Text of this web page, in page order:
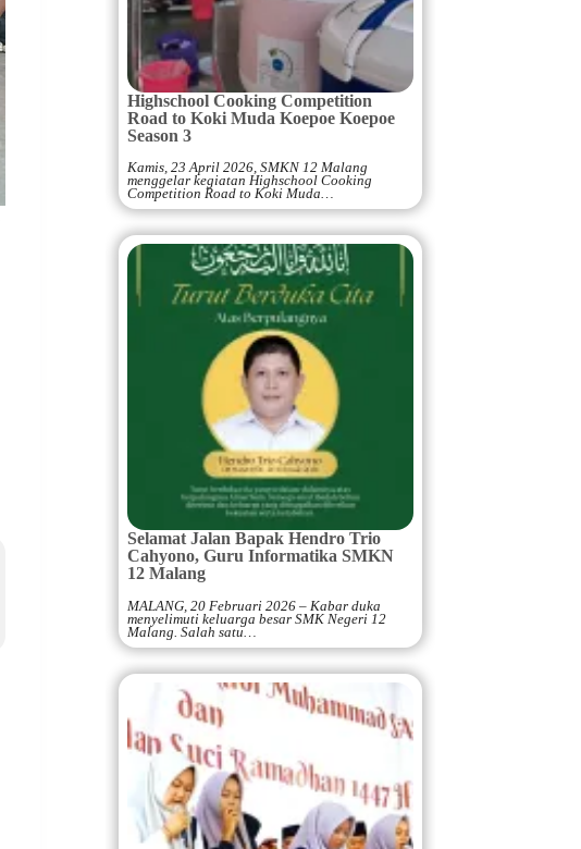
Highschool Cooking Competition
Road to Koki Muda Koepoe Koepoe
Season 3
Kamis, 23 April 2026, SMKN 12 Malang
menggelar kegiatan Highschool Cooking
Competition Road to Koki Muda…
Selamat Jalan Bapak Hendro Trio
Cahyono, Guru Informatika SMKN
12 Malang
MALANG, 20 Februari 2026 – Kabar duka
menyelimuti keluarga besar SMK Negeri 12
Malang. Salah satu…